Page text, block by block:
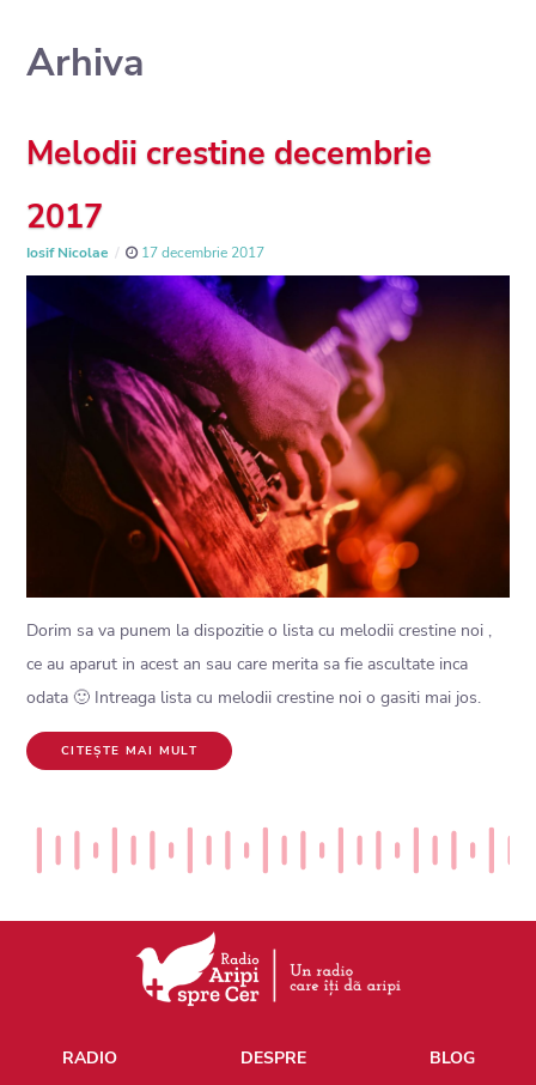
Arhiva
Melodii crestine decembrie
2017
Iosif Nicolae 17 decembrie 2017
Dorim sa va punem la dispozitie o lista cu melodii crestine noi ,
ce au aparut in acest an sau care merita sa fie ascultate inca
odata 🙂 Intreaga lista cu melodii crestine noi o gasiti mai jos.
CITEȘTE MAI MULT
RADIO DESPRE BLOG